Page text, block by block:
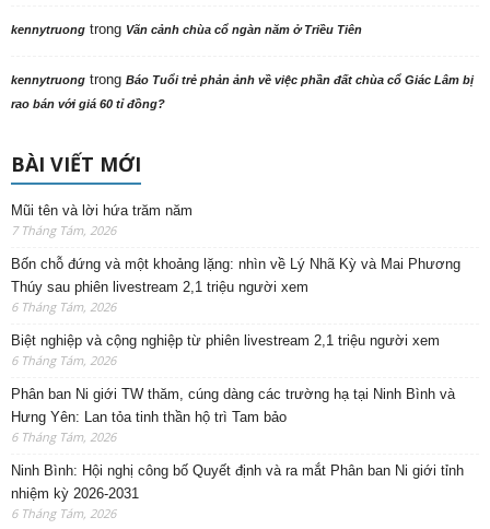
kennytruong trong Vãn cảnh chùa cổ ngàn năm ở Triều Tiên
kennytruong trong Báo Tuổi trẻ phản ảnh về việc phần đất chùa cổ Giác Lâm bị
rao bán với giá 60 tỉ đồng?
BÀI VIẾT MỚI
Mũi tên và lời hứa trăm năm
7 Tháng Tám, 2026
Bốn chỗ đứng và một khoảng lặng: nhìn về Lý Nhã Kỳ và Mai Phương
Thúy sau phiên livestream 2,1 triệu người xem
6 Tháng Tám, 2026
Biệt nghiệp và cộng nghiệp từ phiên livestream 2,1 triệu người xem
6 Tháng Tám, 2026
Phân ban Ni giới TW thăm, cúng dàng các trường hạ tại Ninh Bình và
Hưng Yên: Lan tỏa tinh thần hộ trì Tam bảo
6 Tháng Tám, 2026
Ninh Bình: Hội nghị công bố Quyết định và ra mắt Phân ban Ni giới tỉnh
nhiệm kỳ 2026-2031
6 Tháng Tám, 2026